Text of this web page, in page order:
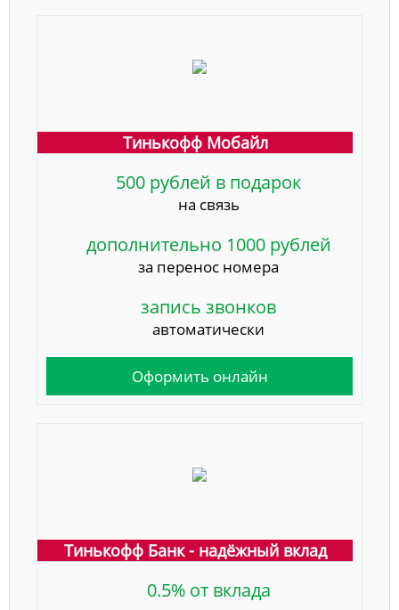
Тинькофф Мобайл
500 рублей в подарок
на связь
дополнительно 1000 рублей
за перенос номера
запись звонков
автоматически
Оформить онлайн
Тинькофф Банк - надёжный вклад
0.5% от вклада